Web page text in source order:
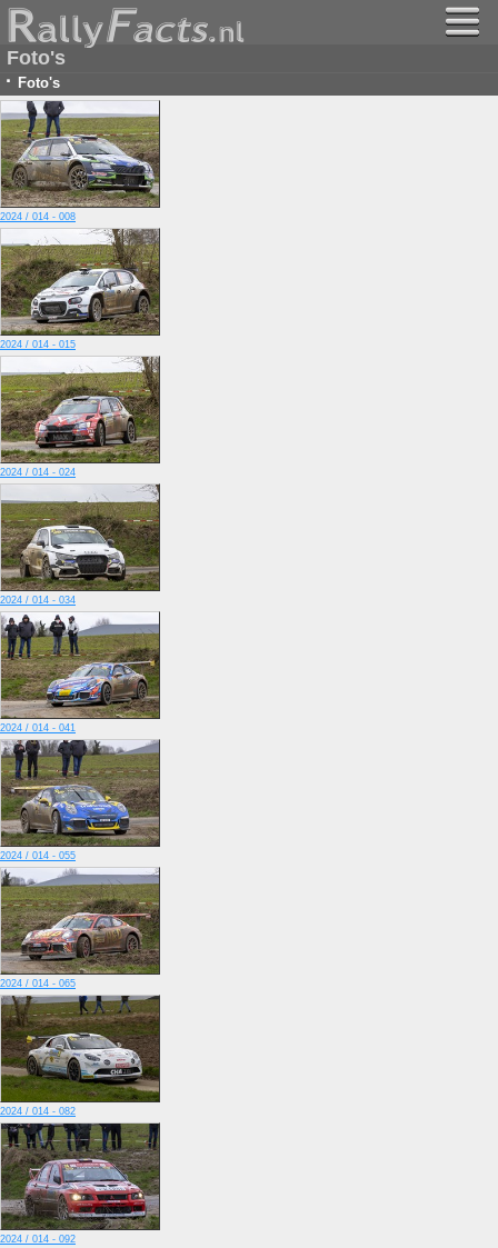
Foto's
· Foto's
2024 / 014 - 008
2024 / 014 - 015
2024 / 014 - 024
2024 / 014 - 034
2024 / 014 - 041
2024 / 014 - 055
2024 / 014 - 065
2024 / 014 - 082
2024 / 014 - 092